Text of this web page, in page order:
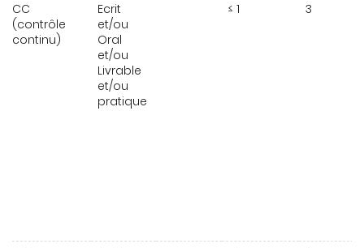
CC
(contrôle
continu)
Ecrit
et/ou
Oral
et/ou
Livrable
et/ou
pratique
≤ 1 3